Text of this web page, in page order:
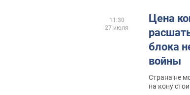
Цена
блока
войны
Страна не
на кону
11:30
27 июля